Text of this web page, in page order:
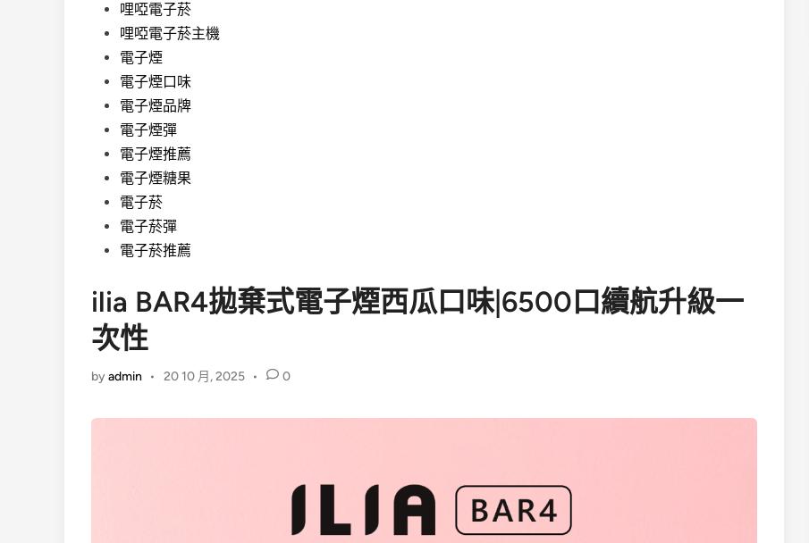
哩啞電子菸
哩啞電子菸主機
電子煙
電子煙口味
電子煙品牌
電子煙彈
電子煙推薦
電子煙糖果
電子菸
電子菸彈
電子菸推薦
ilia BAR4拋棄式電子煙西瓜口味|6500口續航升級一
次性
byadmin • 20 10 月, 2025 • 0